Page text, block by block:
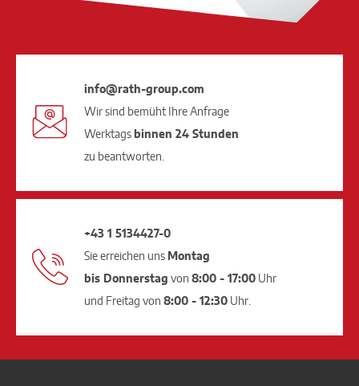
info@rath-group.com
Wir sind bemüht Ihre Anfrage
Werktagsbinnen 24 Stunden
zu beantworten.
+43 1 5134427-0
Sie erreichen uns Montag
bis Donnerstag von 8:00 - 17:00 Uhr
und Freitag von 8:00 - 12:30 Uhr.